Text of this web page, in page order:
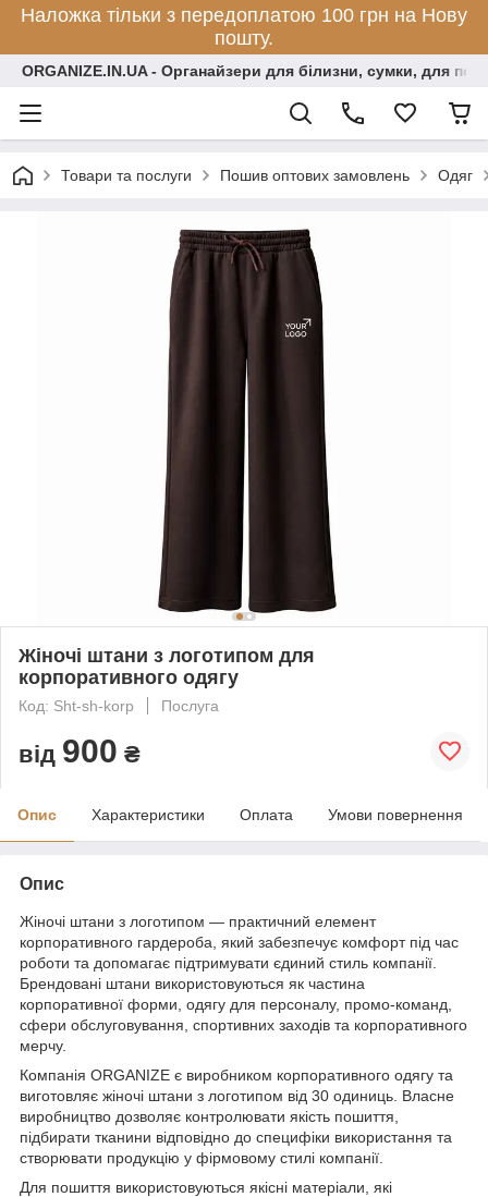
Наложка тільки з передоплатою 100 грн на Нову
пошту.
ORGANIZE.IN.UA - Органайзери для білизни, сумки, для
Товари та послуги Пошив оптових замовлень Одяг
Жіночі штани з логотипом для
корпоративного одягу
Код: Sht-sh-korp Послуга
від 900 ₴
Опис Характеристики Оплата Умови повернення
Опис
Жіночі штани з логотипом — практичний елемент
корпоративного гардероба, який забезпечує комфорт під час
роботи та допомагає підтримувати єдиний стиль компанії.
Брендовані штани використовуються як частина
корпоративної форми, одягу для персоналу, промо-команд,
сфери обслуговування, спортивних заходів та корпоративного
мерчу.
Компанія ORGANIZE є виробником корпоративного одягу та
виготовляє жіночі штани з логотипом від 30 одиниць. Власне
виробництво дозволяє контролювати якість пошиття,
підбирати тканини відповідно до специфіки використання та
створювати продукцію у фірмовому стилі компанії.
Для пошиття використовуються якісні матеріали, які